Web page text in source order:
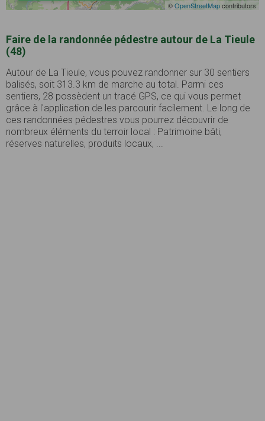
©OpenStreetMapcontributors
Faire de la randonnée pédestre autour de La Tieule
(48)
Autour de La Tieule, vous pouvez randonner sur 30 sentiers
balisés, soit 313.3 km de marche au total. Parmi ces
sentiers, 28 possèdent un tracé GPS, ce qui vous permet
grâce à l'application de les parcourir facilement. Le long de
ces randonnées pédestres vous pourrez découvrir de
nombreux éléments du terroir local : Patrimoine bâti,
réserves naturelles, produits locaux, ...